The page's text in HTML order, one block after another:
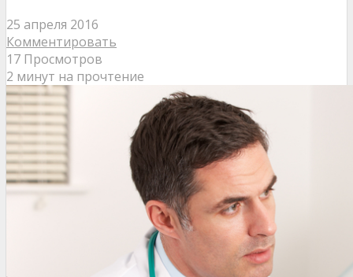
25 апреля 2016
Комментировать
17 Просмотров
2 минут на прочтение